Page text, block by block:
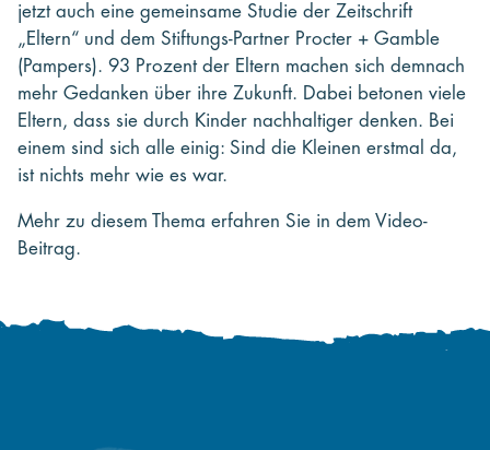
jetzt auch eine gemeinsame Studie der Zeitschrift
„Eltern“ und dem Stiftungs-Partner Procter + Gamble
(Pampers). 93 Prozent der Eltern machen sich demnach
mehr Gedanken über ihre Zukunft. Dabei betonen viele
Eltern, dass sie durch Kinder nachhaltiger denken. Bei
einem sind sich alle einig: Sind die Kleinen erstmal da,
ist nichts mehr wie es war.
Mehr zu diesem Thema erfahren Sie in dem Video-
Beitrag.